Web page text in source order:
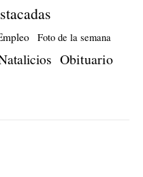
Foto de la semana
Obituario